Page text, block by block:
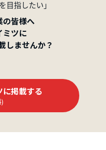
目指したい」
の皆様へ
ミツに
しませんか？
に掲載する